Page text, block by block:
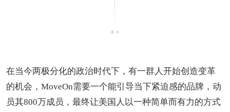
在当今两极分化的政治时代下，有一群人开始创造变革
的机会，MoveOn需要一个能引导当下紧迫感的品牌，动
员其800万成员，最终让美国人以一种简单而有力的方式